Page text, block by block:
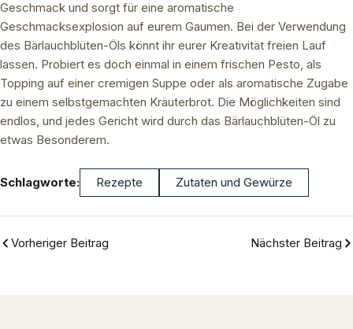
Geschmack und sorgt für eine aromatische
Geschmacksexplosion auf eurem Gaumen. Bei der Verwendung
des Bärlauchblüten-Öls könnt ihr eurer Kreativität freien Lauf
lassen. Probiert es doch einmal in einem frischen Pesto, als
Topping auf einer cremigen Suppe oder als aromatische Zugabe
zu einem selbstgemachten Kräuterbrot. Die Möglichkeiten sind
endlos, und jedes Gericht wird durch das Bärlauchblüten-Öl zu
etwas Besonderem.
Schlagworte: Rezepte Zutaten und Gewürze
Vorheriger Beitrag Nächster Beitrag